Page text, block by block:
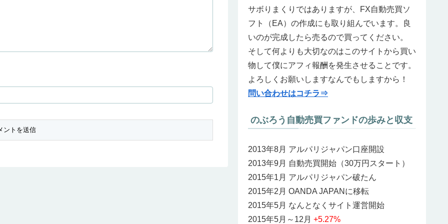
サボりまくりではありますが、FX自動売買ソ
フト（EA）の作成にも取り組んでいます。良
いのが完成したら売るので買ってください。
そして何よりも大切なのはこのサイトから買い
物して僕にアフィ報酬を発生させることです。
よろしくお願いしますなんでもしますから！
問い合わせはコチラ⇒
のぶろう自動売買ファンドの歩みと収支
2013年8月 アルパリジャパン口座開設
2013年9月 自動売買開始（30万円スタート）
2015年1月 アルパリジャパン破たん
2015年2月 OANDA JAPANに移転
2015年5月 なんとなくサイト運営開始
2015年5月～12月 +5.27%